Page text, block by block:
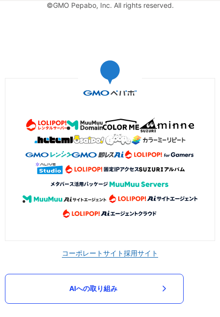
©GMO Pepabo, Inc. All rights reserved.
コーポレートサイト採用サイト
AIへの取り組み